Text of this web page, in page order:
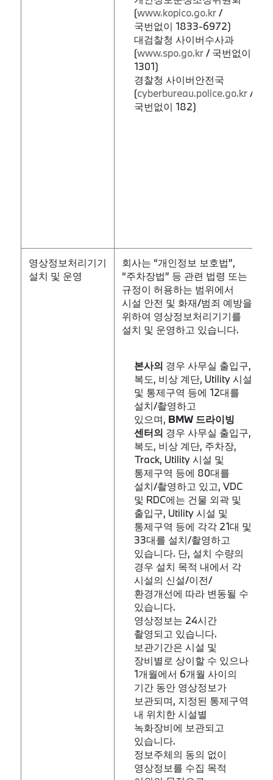
(www.kopico.go.kr/
국번없이 1833-6972)
대검찰청 사이버수사과
(www.spo.go.kr/ 국번없이
1301)
경찰청 사이버안전국
(cyberbureau.police.go.kr/
국번없이 182)
영상정보처리기기
설치 및 운영
회사는 “개인정보 보호법”,
“주차장법” 등 관련 법령 또는
규정이 허용하는 범위에서
시설 안전 및 화재/범죄 예방을
위하여 영상정보처리기기를
설치 및 운영하고 있습니다.
본사의 경우 사무실 출입구,
복도, 비상 계단, Utility 시설
및 통제구역 등에 12대를
설치/촬영하고
있으며, BMW 드라이빙
센터의 경우 사무실 출입구,
복도, 비상 계단, 주차장,
Track, Utility 시설 및
통제구역 등에 80대를
설치/촬영하고 있고, VDC
및 RDC에는 건물 외곽 및
출입구, Utility 시설 및
통제구역 등에 각각 21대 및
33대를 설치/촬영하고
있습니다. 단, 설치 수량의
경우 설치 목적 내에서 각
시설의 신설/이전/
환경개선에 따라 변동될 수
있습니다.
영상정보는 24시간
촬영되고 있습니다.
보관기간은 시설 및
장비별로 상이할 수 있으나
1개월에서 6개월 사이의
기간 동안 영상정보가
보관되며, 지정된 통제구역
내 위치한 시설별
녹화장비에 보관되고
있습니다.
정보주체의 동의 없이
영상정보를 수집 목적